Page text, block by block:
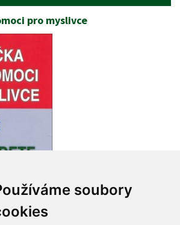
soubory
pro myslivce